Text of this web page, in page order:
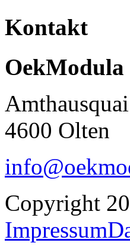
Kontakt
OekModula
4600 Olten
Copyright
Impressum